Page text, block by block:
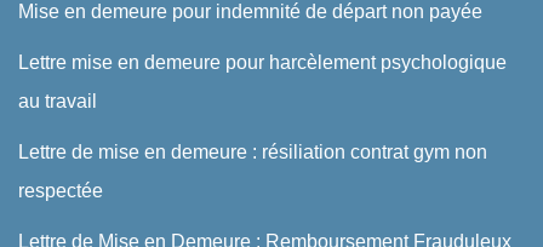
Mise en demeure pour indemnité de départ non payée
Lettre mise en demeure pour harcèlement psychologique
au travail
Lettre de mise en demeure : résiliation contrat gym non
respectée
Lettre de Mise en Demeure : Remboursement Frauduleux